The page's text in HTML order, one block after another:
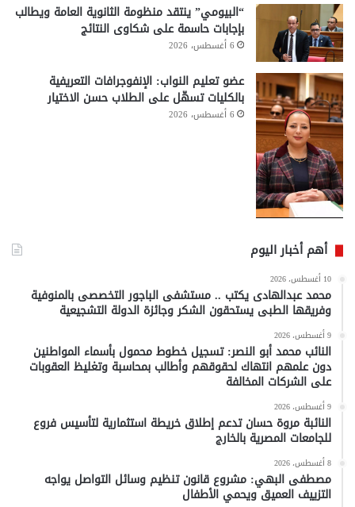
“البيومي” ينتقد منظومة الثانوية العامة ويطالب
بإجابات حاسمة على شكاوى النتائج
6 أغسطس، 2026
عضو تعليم النواب: الإنفوجرافات التعريفية
بالكليات تسهّل على الطلاب حسن الاختيار
6 أغسطس، 2026
أهم أخبار اليوم
10 أغسطس، 2026
محمد عبدالهادى يكتب .. مستشفى الباجور التخصصى بالمنوفية
وفريقها الطبى يستحقون الشكر وجائزة الدولة التشجيعية
9 أغسطس، 2026
النائب محمد أبو النصر: تسجيل خطوط محمول بأسماء المواطنين
دون علمهم انتهاك لحقوقهم وأطالب بمحاسبة وتغليظ العقوبات
على الشركات المخالفة
9 أغسطس، 2026
النائبة مروة حسان تدعم إطلاق خريطة استثمارية لتأسيس فروع
للجامعات المصرية بالخارج
8 أغسطس، 2026
مصطفى البهي: مشروع قانون تنظيم وسائل التواصل يواجه
التزييف العميق ويحمي الأطفال